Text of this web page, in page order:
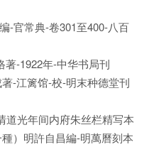
-官常典-卷301至400-八百
-1922年-中华书局刊
-江篱馆-校-明末种德堂刊
道光年间内府朱丝栏精写本
）明許自昌編-明萬曆刻本